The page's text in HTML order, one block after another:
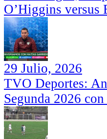
O’Higgins versus
29 Julio, 2026
TVO Deportes:
Segunda 2026